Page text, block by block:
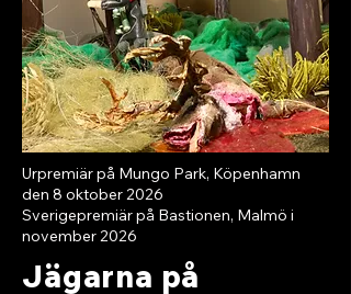
Urpremiär på Mungo Park, Köpenhamn
den 8 oktober 2026
Sverigepremiär på Bastionen, Malmö i
november 2026
Jägarna på